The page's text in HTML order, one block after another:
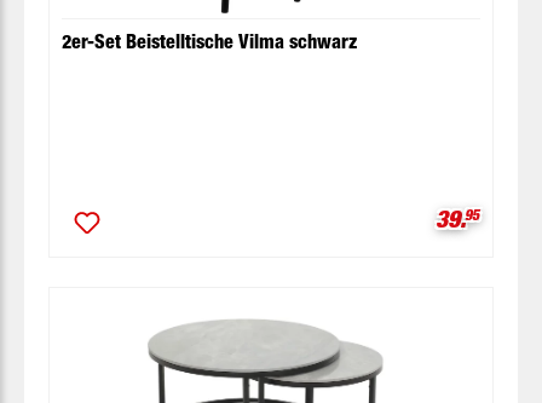
2er-Set Beistelltische Vilma schwarz
39.95